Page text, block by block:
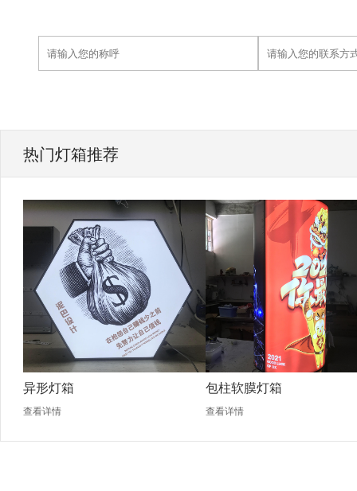
热门灯箱推荐
异形灯箱
查看详情
包柱软膜灯箱
查看详情